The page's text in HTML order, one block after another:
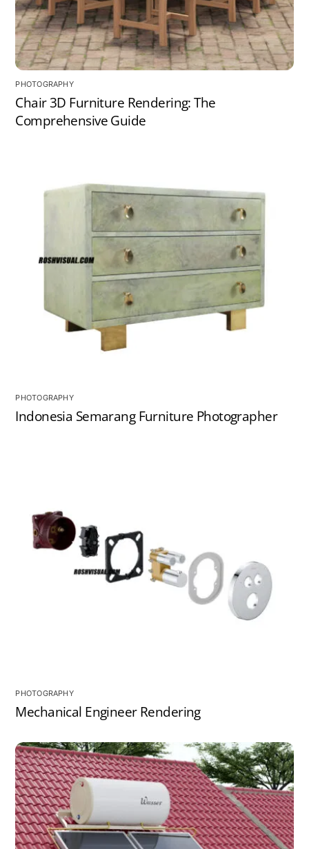
PHOTOGRAPHY
Chair 3D Furniture Rendering: The
Comprehensive Guide
PHOTOGRAPHY
Indonesia Semarang Furniture Photographer
PHOTOGRAPHY
Mechanical Engineer Rendering